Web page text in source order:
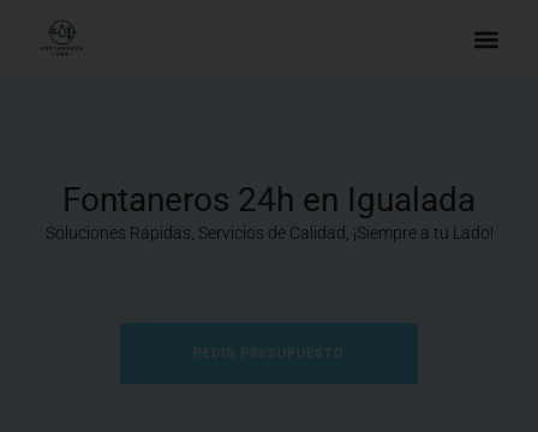
Fontaneros 24h en Igualada
Soluciones Rápidas, Servicios de Calidad, ¡Siempre a tu Lado!
PEDIR PRESUPUESTO